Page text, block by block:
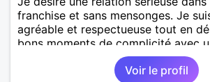
franchise et sans mensonges. Je
agréable et respectueuse tout en
bons moments de complicité avec
voulant aller dans la même direction
Voir le profil